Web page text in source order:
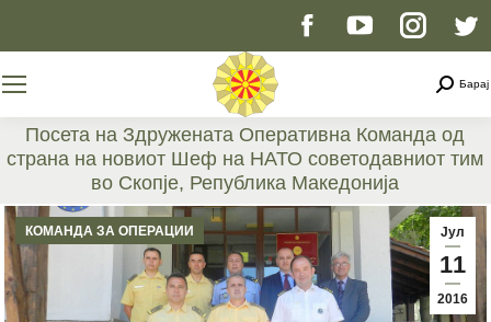
Facebook
opens
in
new
window
YouTube
opens
in
new
window
page
opens
new
window
Барај
Посета на Здружената Оперативна Команда од
страна на новиот Шеф на НАТО советодавниот тим
во Скопје, Република Македонија
You are here:
Јул
11
2016
КОМАНДА ЗА ОПЕРАЦИИ